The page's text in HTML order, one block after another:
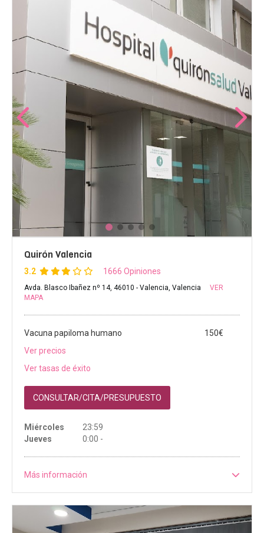
Quirón Valencia
3.2 1666 Opiniones
Avda. Blasco Ibañez nº 14, 46010 - Valencia, Valencia
VER
MAPA
Vacuna papiloma humano
150€
Ver precios
Ver tasas de éxito
CONSULTAR/CITA/PRESUPUESTO
Miércoles
23:59
Jueves
0:00 -
Más información